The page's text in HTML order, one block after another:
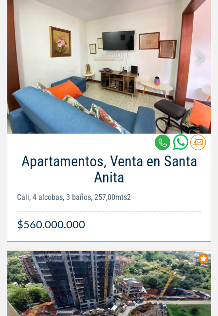
Apartamentos, Venta en Santa
Anita
Cali, 4 alcobas, 3 baños, 257,00mts2
$560.000.000